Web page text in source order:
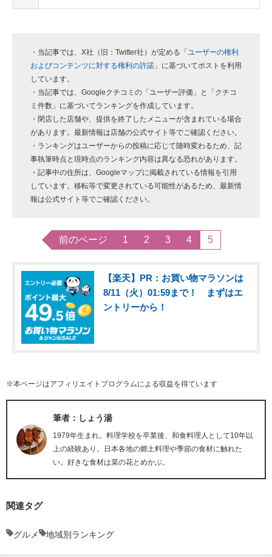
・当記事では、X社（旧：Twitter社）が定める「 ユーザーの権利
およびコンテンツに対する権利の許諾 」に基づいてポストを利用
しています。
・当記事では、Googleクチコミの「ユーザー評価」と「クチコ
ミ件数」に基づいてランキングを作成しています。
・閉店した店舗や、提供を終了したメニューが含まれている場合
があります。最新情報は店舗の公式サイト等でご確認ください。
・ランキングはユーザーからの投稿に応じて随時変わるため、記
事執筆時点と現時点のランキング内容は異なる恐れがあります。
・記事中の住所は、Googleマップに掲載されている情報を引用
しています。移転等で変更されている可能性があるため、最新情
報は公式サイト等でご確認ください。
前のページ 1 2 3 4 5
【楽天】PR：お買い物マラソンは
8/11（火）01:59まで！ まずはエ
ントリーから！
※本ページはアフィリエイトプログラムによる収益を得ています
筆者：しょう湯
1979年生まれ。料理学校を卒業後、和食料理人として10年以
上の経験あり。日本各地の郷土料理や季節の食材に触れた
い。好きな食材は菜の花とめかぶ。
関連タグ
グルメ 地域別ランキング